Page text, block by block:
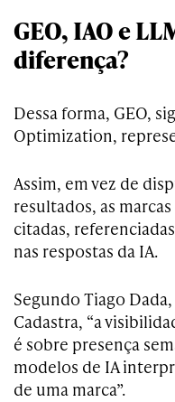
GEO, IAO e
diferença?
Dessa forma, GEO,
Optimization,
Assim, em vez de
resultados, as
citadas,
nas respostas da IA.
Segundo Tiago
Cadastra, “a
é sobre presença
modelos de IA
de uma marca”.